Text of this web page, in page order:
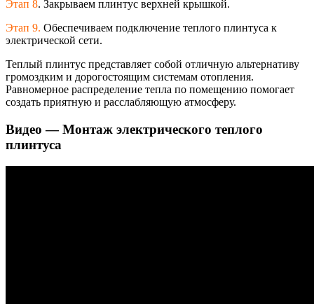
Этап 8. Закрываем плинтус верхней крышкой.
Этап 9. Обеспечиваем подключение теплого плинтуса к
электрической сети.
Теплый плинтус представляет собой отличную альтернативу
громоздким и дорогостоящим системам отопления.
Равномерное распределение тепла по помещению помогает
создать приятную и расслабляющую атмосферу.
Видео — Монтаж электрического теплого
плинтуса